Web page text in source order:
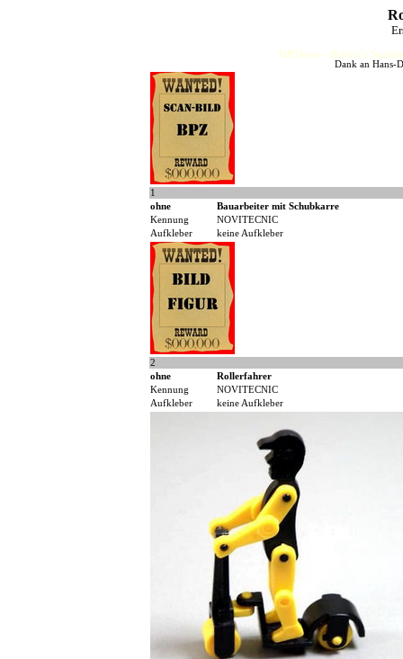
HJFHenze - Helmut´s
Dank an Hans-
1
ohne
Bauarbeiter mit Schubkarre
Kennung
NOVITECNIC
Aufkleber
keine Aufkleber
2
ohne
Rollerfahrer
Kennung
NOVITECNIC
Aufkleber
keine Aufkleber